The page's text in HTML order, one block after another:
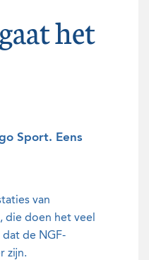
het
Sport. Eens
van
die doen het veel
de NGF-
zijn.